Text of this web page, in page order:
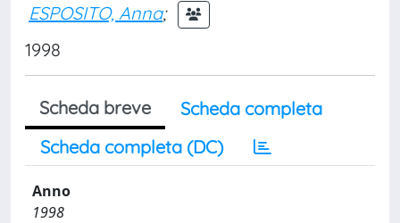
ESPOSITO, Anna;
1998
Scheda breve
Scheda completa
Scheda completa (DC)
Anno
1998